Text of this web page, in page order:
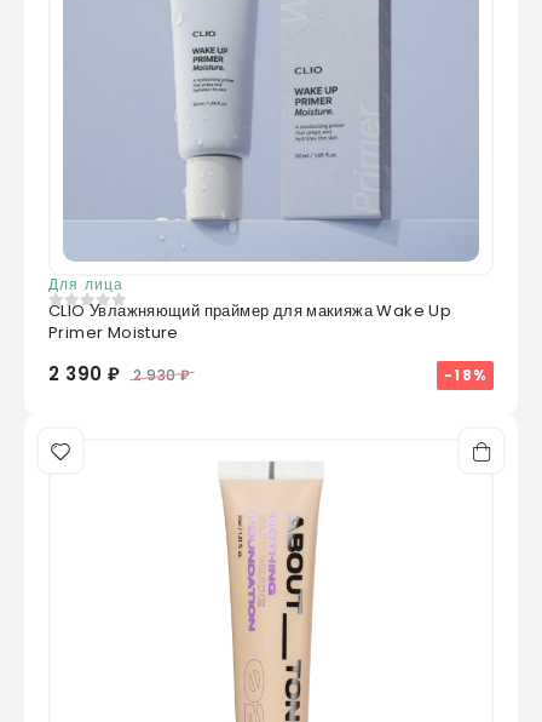
Для лица
0из 5
CLIO Увлажняющий праймер для макияжа Wake Up
Primer Moisture
2 390 ₽ 2 930 ₽ -18%